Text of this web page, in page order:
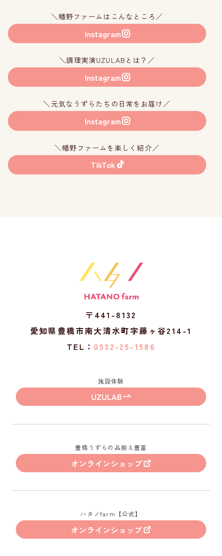
＼幡野ファームはこんなところ／
Instagram
＼調理実演UZULABとは？／
Instagram
＼元気なうずらたちの日常をお届け／
Instagram
＼幡野ファームを楽しく紹介／
TikTok
〒441-8132
愛知県豊橋市南大清水町字藤ヶ谷214-1
TEL： 0532-25-1586
施設体験
UZULAB
豊橋うずらの品揃え豊富
オンラインショップ
ハタノfarm【公式】
オンラインショップ